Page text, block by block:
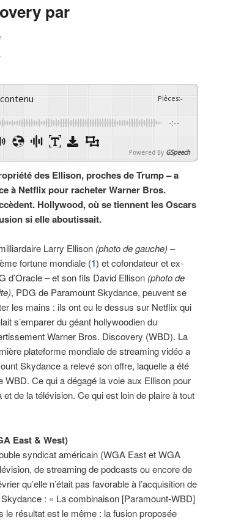
par
Pièces:-
-:--
Powered By GSpeech
des Ellison, proches de Trump – a
à Netflix pour racheter Warner Bros.
Hollywood, où se tiennent les Oscars
si elle aboutissait.
Larry Ellison (photo de gauche) –
fortune mondiale (1) et cofondateur et ex-
d’Oracle – et son fils David Ellison (photo de
, PDG de Paramount Skydance, peuvent se
les mains : ils ont eu le dessus sur Netflix qui
s’emparer du géant hollywoodien du
Warner Bros. Discovery (WBD). La
plateforme mondiale de streaming vidéo a
Skydance a relevé son offre, laquelle a été
WBD. Ce qui a dégagé la voie aux Ellison pour
de la télévision. Ce qui est loin de plaire à tout
East & West)
syndicat américain (WGA East et WGA
de streaming de podcasts ou encore de
qu’elle n’était pas favorable à l’acquisition de
: « La combinaison [Paramount-WBD]
résultat est le même : la fusion proposée